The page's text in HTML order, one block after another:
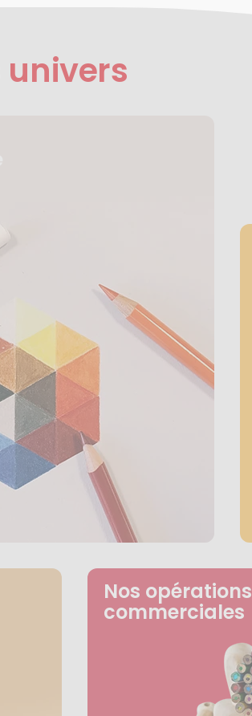
univers
Nos opérations
commerciales